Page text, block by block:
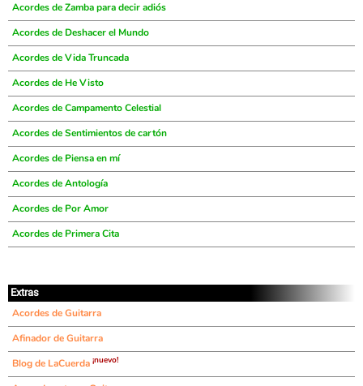
Acordes de Zamba para decir adiós
Acordes de Deshacer el Mundo
Acordes de Vida Truncada
Acordes de He Visto
Acordes de Campamento Celestial
Acordes de Sentimientos de cartón
Acordes de Piensa en mí
Acordes de Antología
Acordes de Por Amor
Acordes de Primera Cita
Extras
Acordes de Guitarra
Afinador de Guitarra
Blog de LaCuerda ¡nuevo!